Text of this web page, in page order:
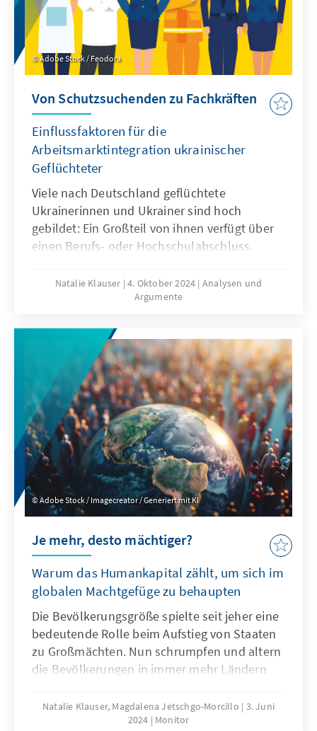
Adobe Stock / Feodora
Von Schutzsuchenden zu Fachkräften
Einflussfaktoren für die
Arbeitsmarktintegration ukrainischer
Geflüchteter
Viele nach Deutschland geflüchtete
Ukrainerinnen und Ukrainer sind hoch
gebildet: Ein Großteil von ihnen verfügt über
einen Berufs- oder Hochschulabschluss.
hinter der vieler anderer europäischer Länder
zurück. Welche Ursachen gibt es hierfür und
Faktoren? Eine Untersuchung institutioneller
Rahmenbedingungen, struktureller Hürden
und der soziodemografischen
Zusammensetzung ukrainischer Geflüchteter
in Deutschland liefert Erkenntnisse über die
Einflussfaktoren auf ihren
Arbeitsmarkteinstieg.
Natalie Klauser 4. Oktober 2024 Analysen und
Argumente
Adobe Stock / Imagecreator / Generiert mit KI
Je mehr, desto mächtiger?
Warum das Humankapital zählt, um sich im
globalen Machtgefüge zu behaupten
Die Bevölkerungsgröße spielte seit jeher eine
bedeutende Rolle beim Aufstieg von Staaten
zu Großmächten. Nun schrumpfen und altern
die Bevölkerungen in immer mehr Ländern
auf der globalen Bühne vorgezeichnet, und
geht ein Bevölkerungswachstum mit einer
Natalie Klauser, Magdalena Jetschgo-Morcillo
3. Juni
2024
Monitor